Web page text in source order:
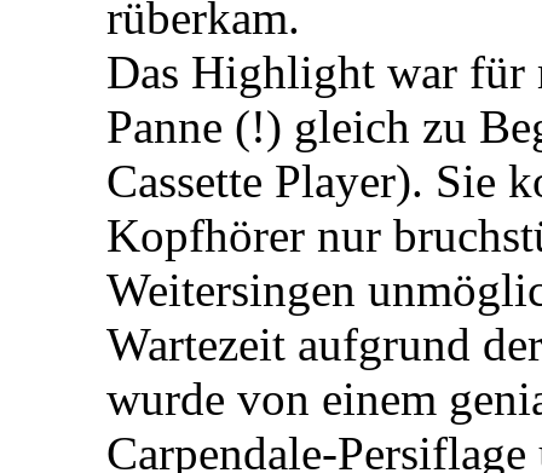
rüberkam.
Das Highlight war für
Panne (!) gleich zu
Cassette Player). Sie
Kopfhörer nur
Weitersingen
Wartezeit aufgrund
wurde von einem
Carpendale-